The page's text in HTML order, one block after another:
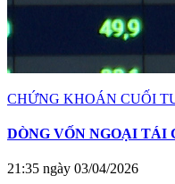
CHỨNG KHOÁN CUỐI
DÒNG VỐN NGOẠI TÁI
21:35 ngày 03/04/2026